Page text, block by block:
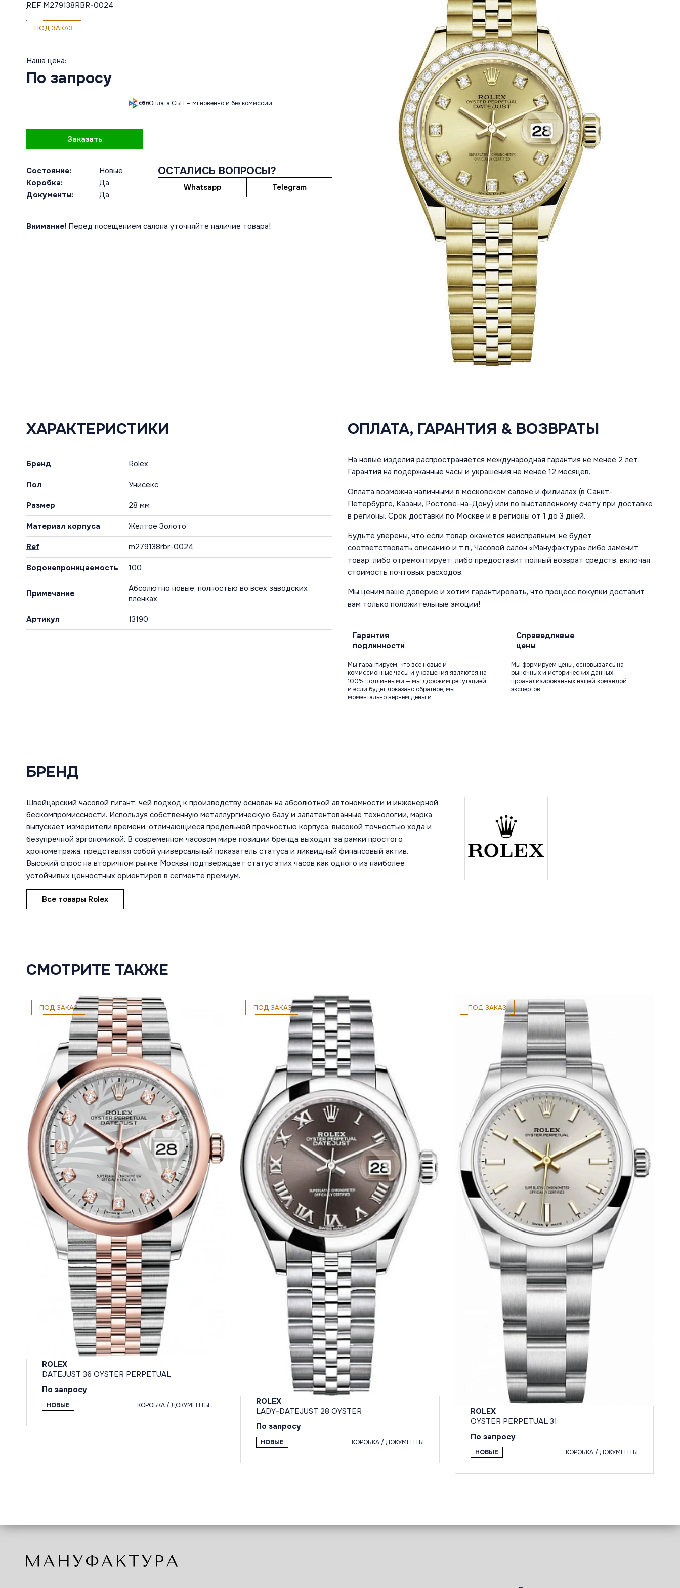
REF M279138RBR-0024
ПОД ЗАКАЗ
Наша цена:
По запросу
Оплата СБП — мгновенно и без комиссии
Заказать
Состояние:
Новые
Коробка:
Да
Документы:
Да
ОСТАЛИСЬ ВОПРОСЫ?
Whatsapp Telegram
Внимание! Перед посещением салона уточняйте наличие товара!
ХАРАКТЕРИСТИКИ
Бренд Rolex
Пол Унисекс
Размер 28 мм
Материал корпуса Желтое Золото
Ref m279138rbr-0024
Водонепроницаемость 100
Примечание
Абсолютно новые, полностью во всех заводских
пленках
Артикул 13190
ОПЛАТА, ГАРАНТИЯ & ВОЗВРАТЫ
На новые изделия распространяется международная гарантия не менее 2 лет.
Гарантия на подержанные часы и украшения не менее 12 месяцев.
Оплата возможна наличными в московском салоне и филиалах (в Санкт-
Петербурге, Казани, Ростове-на-Дону) или по выставленному счету при доставке
в регионы. Срок доставки по Москве и в регионы от 1 до 3 дней.
Будьте уверены, что если товар окажется неисправным, не будет
соответствовать описанию и т.п., Часовой салон «Мануфактура» либо заменит
товар, либо отремонтирует, либо предоставит полный возврат средств, включая
стоимость почтовых расходов.
Мы ценим ваше доверие и хотим гарантировать, что процесс покупки доставит
вам только положительные эмоции!
Гарантия
подлинности
Мы гарантируем, что все новые и
комиссионные часы и украшения являются на
100% подлинными — мы дорожим репутацией
и если будет доказано обратное, мы
моментально вернем деньги.
Справедливые
цены
Мы формируем цены, основываясь на
рыночных и исторических данных,
проанализированных нашей командой
экспертов.
БРЕНД
Швейцарский часовой гигант, чей подход к производству основан на абсолютной автономности и инженерной
бескомпромиссности. Используя собственную металлургическую базу и запатентованные технологии, марка
выпускает измерители времени, отличающиеся предельной прочностью корпуса, высокой точностью хода и
безупречной эргономикой. В современном часовом мире позиции бренда выходят за рамки простого
хронометража, представляя собой универсальный показатель статуса и ликвидный финансовый актив.
Высокий спрос на вторичном рынке Москвы подтверждает статус этих часов как одного из наиболее
устойчивых ценностных ориентиров в сегменте премиум.
Все товары Rolex
СМОТРИТЕ ТАКЖЕ
ПОД ЗАКАЗ
ROLEX
DATEJUST 36 OYSTER PERPETUAL
По запросу
НОВЫЕ КОРОБКА / ДОКУМЕНТЫ
ПОД ЗАКАЗ
ROLEX
LADY-DATEJUST 28 OYSTER
По запросу
НОВЫЕ КОРОБКА / ДОКУМЕНТЫ
ПОД ЗАКАЗ
ROLEX
OYSTER PERPETUAL 31
По запросу
НОВЫЕ КОРОБКА / ДОКУМЕНТЫ